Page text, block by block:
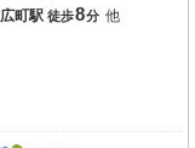
町駅 徒歩8分 他